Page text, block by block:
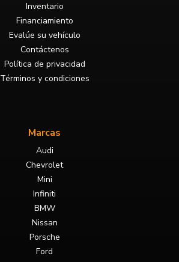
Inventario
Financiamiento
Evalúe su vehículo
Contáctenos
Política de privacidad
Términos y condiciones
Marcas
Audi
Chevrolet
Mini
Infiniti
BMW
Nissan
Porsche
Ford